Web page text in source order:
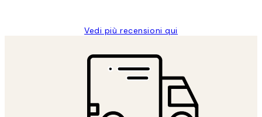
Vedi più recensioni qui